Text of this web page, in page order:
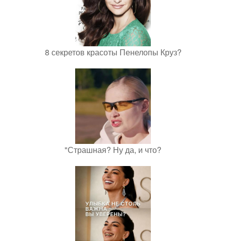
8 секретов красоты Пенелопы Круз?
"Страшная? Ну да, и что?